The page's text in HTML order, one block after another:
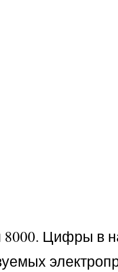
8000. Цифры в